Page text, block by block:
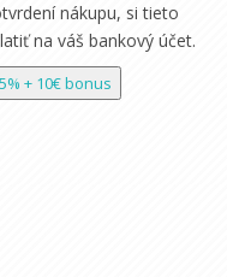
nákupu, si tieto
na váš bankový účet.
+ 10€ bonus